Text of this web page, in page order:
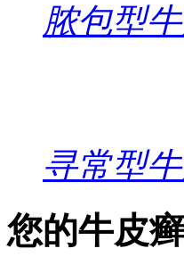
脓包型
寻常型
您的牛皮